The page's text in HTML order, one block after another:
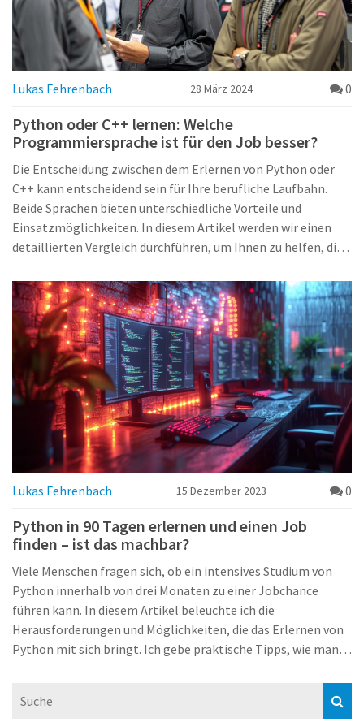
Lukas Fehrenbach 28 März 2024 0
Python oder C++ lernen: Welche
Programmiersprache ist für den Job besser?
Die Entscheidung zwischen dem Erlernen von Python oder
C++ kann entscheidend sein für Ihre berufliche Laufbahn.
Beide Sprachen bieten unterschiedliche Vorteile und
Einsatzmöglichkeiten. In diesem Artikel werden wir einen
detaillierten Vergleich durchführen, um Ihnen zu helfen, die
die Anwendungsbereiche, die Nachfrage auf dem
Arbeitsmarkt und die Zukunftsaussichten beider
Programmiersprachen.
Lukas Fehrenbach 15 Dezember 2023 0
Python in 90 Tagen erlernen und einen Job
finden – ist das machbar?
Viele Menschen fragen sich, ob ein intensives Studium von
Python innerhalb von drei Monaten zu einer Jobchance
führen kann. In diesem Artikel beleuchte ich die
Herausforderungen und Möglichkeiten, die das Erlernen von
Python mit sich bringt. Ich gebe praktische Tipps, wie man
zur Unterstützung herangezogen werden können. Außerdem
diskutiere ich die Realität der Jobsuche mit frisch